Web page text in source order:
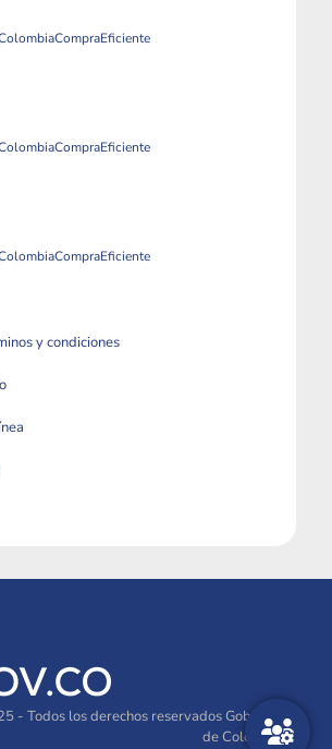
y condiciones
- Todos los derechos reservados Gobierno
de Colombia